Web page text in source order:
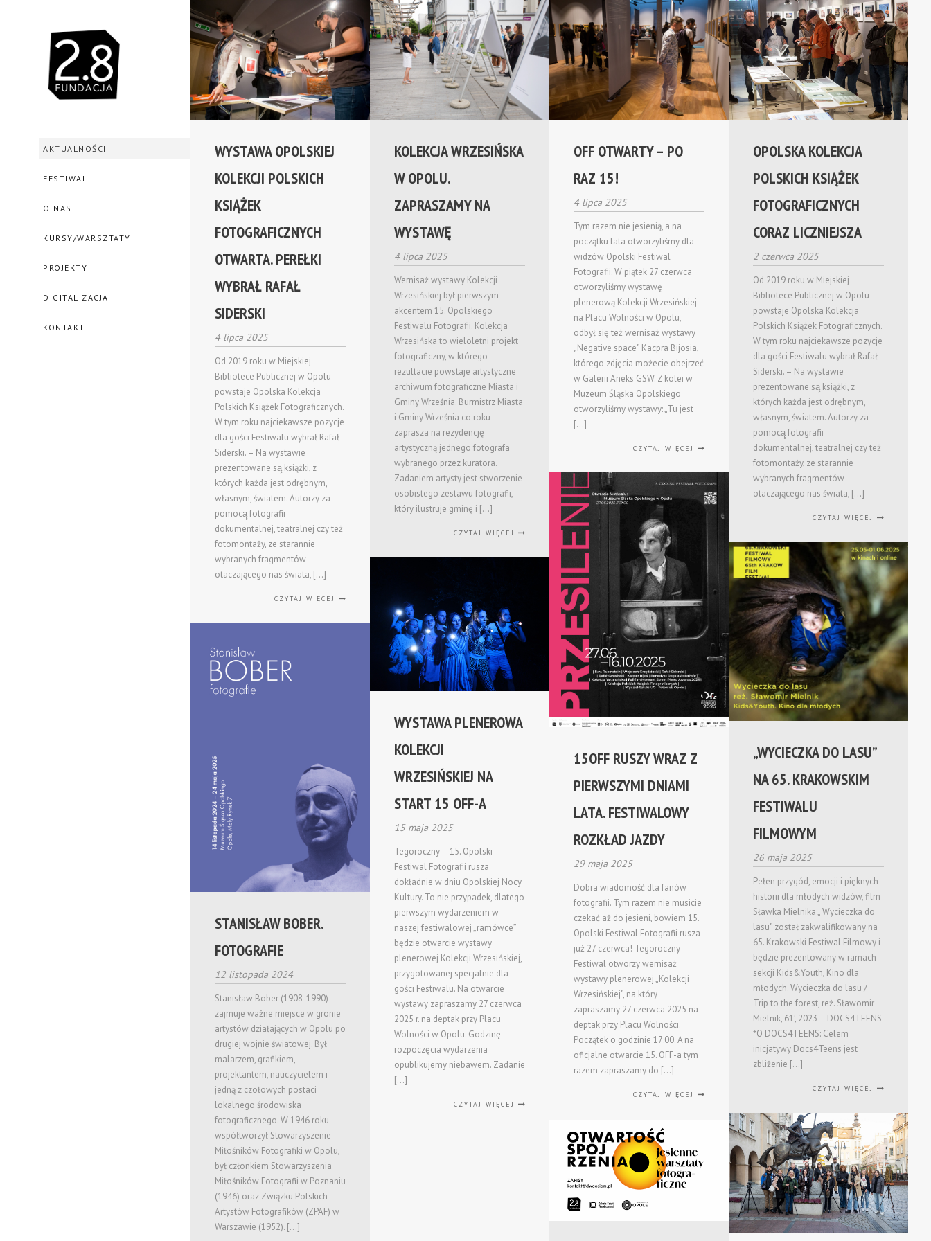
AKTUALNOŚCI
FESTIWAL
O NAS
KURSY/WARSZTATY
PROJEKTY
DIGITALIZACJA
KONTAKT
WYSTAWA OPOLSKIEJ
KOLEKCJI POLSKICH
KSIĄŻEK
FOTOGRAFICZNYCH
OTWARTA. PEREŁKI
WYBRAŁ RAFAŁ
SIDERSKI
4 lipca 2025
Od 2019 roku w Miejskiej
Bibliotece Publicznej w Opolu
powstaje Opolska Kolekcja
Polskich Książek Fotograficznych.
W tym roku najciekawsze pozycje
dla gości Festiwalu wybrał Rafał
Siderski. – Na wystawie
prezentowane są̨ książki, z
których każda jest odrębnym,
własnym, światem. Autorzy za
pomocą̨ fotografii
dokumentalnej, teatralnej czy też
fotomontaży, ze starannie
wybranych fragmentów
otaczającego nas świata, […]
CZYTAJ WIĘCEJ
KOLEKCJA WRZESIŃSKA
W OPOLU.
ZAPRASZAMY NA
WYSTAWĘ
4 lipca 2025
Wernisaż wystawy Kolekcji
Wrzesińskiej był pierwszym
akcentem 15. Opolskiego
Festiwalu Fotografii. Kolekcja
Wrzesińska to wieloletni projekt
fotograficzny, w którego
rezultacie powstaje artystyczne
archiwum fotograficzne Miasta i
Gminy Września. Burmistrz Miasta
i Gminy Września co roku
zaprasza na rezydencję
artystyczną jednego fotografa
wybranego przez kuratora.
Zadaniem artysty jest stworzenie
osobistego zestawu fotografii,
który ilustruje gminę i […]
CZYTAJ WIĘCEJ
OFF OTWARTY – PO
RAZ 15!
4 lipca 2025
Tym razem nie jesienią, a na
początku lata otworzyliśmy dla
widzów Opolski Festiwal
Fotografii. W piątek 27 czerwca
otworzyliśmy wystawę
plenerową Kolekcji Wrzesińskiej
na Placu Wolności w Opolu,
odbył się też wernisaż wystawy
„Negative space” Kacpra Bijosia,
którego zdjęcia możecie obejrzeć
w Galerii Aneks GSW. Z kolei w
Muzeum Śląska Opolskiego
otworzyliśmy wystawy: „Tu jest
[…]
CZYTAJ WIĘCEJ
OPOLSKA KOLEKCJA
POLSKICH KSIĄŻEK
FOTOGRAFICZNYCH
CORAZ LICZNIEJSZA
2 czerwca 2025
Od 2019 roku w Miejskiej
Bibliotece Publicznej w Opolu
powstaje Opolska Kolekcja
Polskich Książek Fotograficznych.
W tym roku najciekawsze pozycje
dla gości Festiwalu wybrał Rafał
Siderski. – Na wystawie
prezentowane są̨ książki, z
których każda jest odrębnym,
własnym, światem. Autorzy za
pomocą̨ fotografii
dokumentalnej, teatralnej czy też
fotomontaży, ze starannie
wybranych fragmentów
otaczającego nas świata, […]
CZYTAJ WIĘCEJ
15OFF RUSZY WRAZ Z
PIERWSZYMI DNIAMI
LATA. FESTIWALOWY
ROZKŁAD JAZDY
29 maja 2025
Dobra wiadomość dla fanów
fotografii. Tym razem nie musicie
czekać aż do jesieni, bowiem 15.
Opolski Festiwal Fotografii rusza
już 27 czerwca! Tegoroczny
Festiwal otworzy wernisaż
wystawy plenerowej „Kolekcji
Wrzesińskiej”, na który
zapraszamy 27 czerwca 2025 na
deptak przy Placu Wolności.
Początek o godzinie 17:00. A na
oficjalne otwarcie 15. OFF-a tym
razem zapraszamy do […]
CZYTAJ WIĘCEJ
„WYCIECZKA DO LASU”
NA 65. KRAKOWSKIM
FESTIWALU
FILMOWYM
26 maja 2025
Pełen przygód, emocji i pięknych
historii dla młodych widzów, film
Sławka Mielnika „ Wycieczka do
lasu” został zakwalifikowany na
65. Krakowski Festiwal Filmowy i
będzie prezentowany w ramach
sekcji Kids&Youth, Kino dla
młodych. Wycieczka do lasu /
Trip to the forest, reż. Sławomir
Mielnik, 61’, 2023 – DOCS4TEENS
*O DOCS4TEENS: Celem
inicjatywy Docs4Teens jest
zbliżenie […]
CZYTAJ WIĘCEJ
WYSTAWA PLENEROWA
KOLEKCJI
WRZESIŃSKIEJ NA
START 15 OFF-A
15 maja 2025
Tegoroczny – 15. Opolski
Festiwal Fotografii rusza
dokładnie w dniu Opolskiej Nocy
Kultury. To nie przypadek, dlatego
pierwszym wydarzeniem w
naszej festiwalowej „ramówce”
będzie otwarcie wystawy
plenerowej Kolekcji Wrzesińskiej,
przygotowanej specjalnie dla
gości Festiwalu. Na otwarcie
wystawy zapraszamy 27 czerwca
2025 r. na deptak przy Placu
Wolności w Opolu. Godzinę
rozpoczęcia wydarzenia
opublikujemy niebawem. Zadanie
[…]
CZYTAJ WIĘCEJ
STANISŁAW BOBER.
FOTOGRAFIE
12 listopada 2024
Stanisław Bober (1908-1990)
zajmuje ważne miejsce w gronie
artystów działających w Opolu po
drugiej wojnie światowej. Był
malarzem, grafikiem,
projektantem, nauczycielem i
jedną z czołowych postaci
lokalnego środowiska
fotograficznego. W 1946 roku
współtworzył Stowarzyszenie
Miłośników Fotografiki w Opolu,
był członkiem Stowarzyszenia
Miłośników Fotografii w Poznaniu
(1946) oraz Związku Polskich
Artystów Fotografików (ZPAF) w
Warszawie (1952). […]